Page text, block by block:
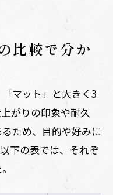
比較で分か
マット」と大きく3
がりの印象や耐久
ため、目的や好みに
下の表では、それぞ